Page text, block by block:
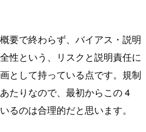
要で終わらず、バイアス・説明
性という、リスクと説明責任に
として持っている点です。規制
たりなので、最初からこの 4
るのは合理的だと思います。